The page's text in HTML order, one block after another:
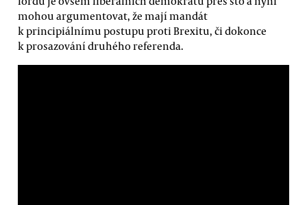
mohou argumentovat, že mají mandát
k principiálnímu postupu proti Brexitu, či dokonce
k prosazování druhého referenda.